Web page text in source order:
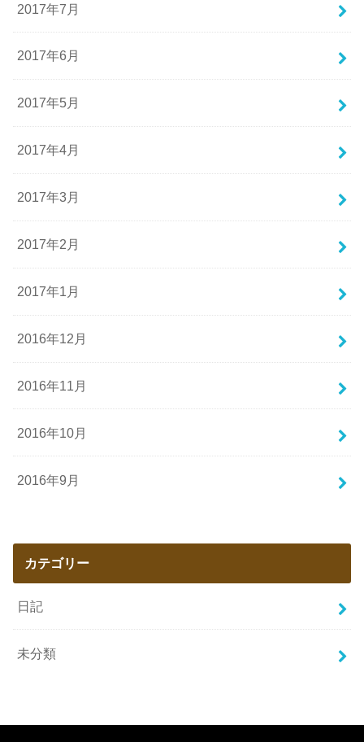
2017年7月
2017年6月
2017年5月
2017年4月
2017年3月
2017年2月
2017年1月
2016年12月
2016年11月
2016年10月
2016年9月
カテゴリー
日記
未分類